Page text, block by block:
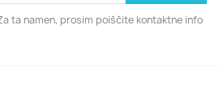
ta namen, prosim poiščite kontaktne info